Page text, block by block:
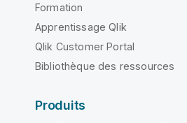
Formation
Apprentissage Qlik
Qlik Customer Portal
Bibliothèque des ressources
Produits